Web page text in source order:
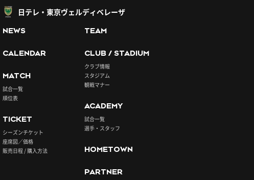
日テレ・東京ヴェルディベレーザ
NEWS
CALENDAR
MATCH
試合一覧
順位表
TICKET
シーズンチケット
座席図／価格
販売日程 / 購入方法
TEAM
CLUB / STADIUM
クラブ情報
スタジアム
観戦マナー
ACADEMY
試合一覧
選手・スタッフ
HOMETOWN
PARTNER